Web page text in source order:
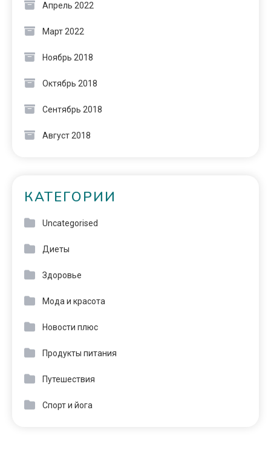
Апрель 2022
Март 2022
Ноябрь 2018
Октябрь 2018
Сентябрь 2018
Август 2018
КАТЕГОРИИ
Uncategorised
Диеты
Здоровье
Мода и красота
Новости плюс
Продукты питания
Путешествия
Спорт и йога